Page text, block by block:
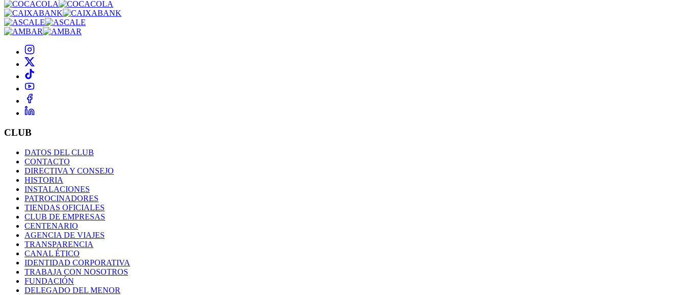
CLUB
DATOS DEL CLUB
CONTACTO
DIRECTIVA Y CONSEJO
HISTORIA
INSTALACIONES
PATROCINADORES
TIENDAS OFICIALES
CLUB DE EMPRESAS
CENTENARIO
AGENCIA DE VIAJES
TRANSPARENCIA
CANAL ÉTICO
IDENTIDAD CORPORATIVA
TRABAJA CON NOSOTROS
FUNDACIÓN
DELEGADO DEL MENOR